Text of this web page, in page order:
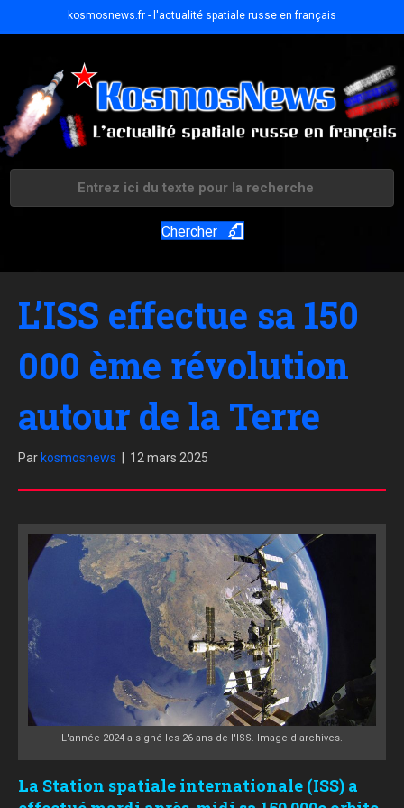
kosmosnews.fr - l'actualité spatiale russe en français
Chercher
L’ISS effectue sa 150
000 ème révolution
autour de la Terre
Par kosmosnews 12 mars 2025
L'année 2024 a signé les 26 ans de l'ISS. Image d'archives.
La Station spatiale internationale (ISS) a